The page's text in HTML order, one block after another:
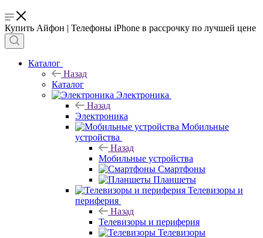
Купить Айфон | Телефоны iPhone в рассрочку по лучшей цене
Каталог
Назад
Каталог
Электроника
Назад
Электроника
Мобильные
устройства
Назад
Мобильные устройства
Смартфоны
Планшеты
Телевизоры и
периферия
Назад
Телевизоры и периферия
Телевизоры